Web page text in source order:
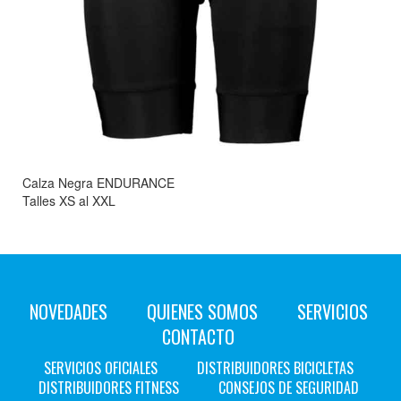
Calza Negra ENDURANCE
Talles XS al XXL
NOVEDADES QUIENES SOMOS
SERVICIOS
CONTACTO
SERVICIOS OFICIALES
DISTRIBUIDORES BICICLETAS
DISTRIBUIDORES FITNESS
CONSEJOS DE SEGURIDAD